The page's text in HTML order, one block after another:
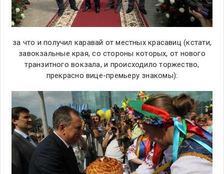
за что и получил каравай от местных красавиц (кстати,
завокзальные края, со стороны которых, от нового
транзитного вокзала, и происходило торжество,
прекрасно вице-премьеру знакомы):